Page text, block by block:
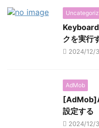
クを実行
2024/12/
AdMob
設定する
2024/12/